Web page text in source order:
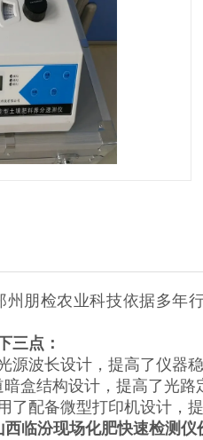
州朋检农业科技依据多
三点：
波长设计，提高了仪器稳
盒结构设计，提高了光路
配备微型打印机设计，
西临汾现场化肥快速检测仪